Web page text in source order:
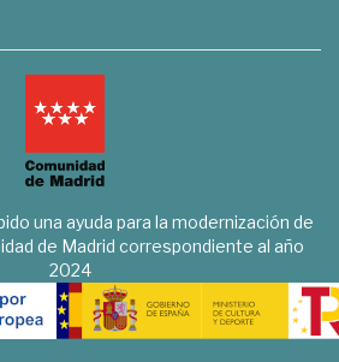
una ayuda para la modernización de
de Madrid correspondiente al año
2024